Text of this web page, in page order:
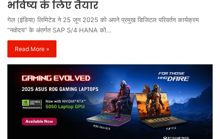
भविष्य के लिए तैयार
गेल (इंडिया) लिमिटेड ने 25 जून 2025 को अपने प्रमुख डिजिटल परिवर्तन कार्यक्रम
“नवोदय” के अंतर्गत SAP S/4 HANA को…
Read More »